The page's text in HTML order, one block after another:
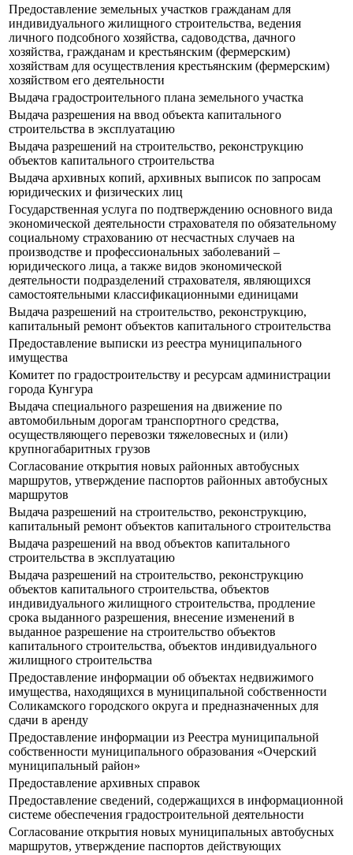
Предоставление земельных участков гражданам для
индивидуального жилищного строительства, ведения
личного подсобного хозяйства, садоводства, дачного
хозяйства, гражданам и крестьянским (фермерским)
хозяйствам для осуществления крестьянским (фермерским)
хозяйством его деятельности
Выдача градостроительного плана земельного участка
Выдача разрешения на ввод объекта капитального
строительства в эксплуатацию
Выдача разрешений на строительство, реконструкцию
объектов капитального строительства
Выдача архивных копий, архивных выписок по запросам
юридических и физических лиц
Государственная услуга по подтверждению основного вида
экономической деятельности страхователя по обязательному
социальному страхованию от несчастных случаев на
производстве и профессиональных заболеваний –
юридического лица, а также видов экономической
деятельности подразделений страхователя, являющихся
самостоятельными классификационными единицами
Выдача разрешений на строительство, реконструкцию,
капитальный ремонт объектов капитального строительства
Предоставление выписки из реестра муниципального
имущества
Комитет по градостроительству и ресурсам администрации
города Кунгура
Выдача специального разрешения на движение по
автомобильным дорогам транспортного средства,
осуществляющего перевозки тяжеловесных и (или)
крупногабаритных грузов
Согласование открытия новых районных автобусных
маршрутов, утверждение паспортов районных автобусных
маршрутов
Выдача разрешений на строительство, реконструкцию,
капитальный ремонт объектов капитального строительства
Выдача разрешений на ввод объектов капитального
строительства в эксплуатацию
Выдача разрешений на строительство, реконструкцию
объектов капитального строительства, объектов
индивидуального жилищного строительства, продление
срока выданного разрешения, внесение изменений в
выданное разрешение на строительство объектов
капитального строительства, объектов индивидуального
жилищного строительства
Предоставление информации об объектах недвижимого
имущества, находящихся в муниципальной собственности
Соликамского городского округа и предназначенных для
сдачи в аренду
Предоставление информации из Реестра муниципальной
собственности муниципального образования «Очерский
муниципальный район»
Предоставление архивных справок
Предоставление сведений, содержащихся в информационной
системе обеспечения градостроительной деятельности
Согласование открытия новых муниципальных автобусных
маршрутов, утверждение паспортов действующих